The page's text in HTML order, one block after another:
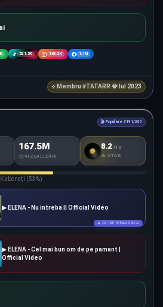
angajamentul său constant pentru muzică
publicul fidel care îl susține.
521.5K 138.2K 1.1M
⟡ Membru #TATARR 💎 Iul 2023
🎬 Populare #191/200
167.5M
VIZUALIZĂRI
8.2 /10
🔥 STAR
abonați (53%)
🔥 IN TOP POPULAR #191
▶ ELENA - Nu intreba || Official Video
▶ ELENA - Cel mai bun om de pe pamant |
Official Video